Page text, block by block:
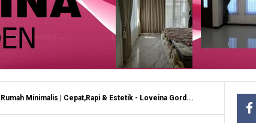
Minimalis | Cepat,Rapi & Estetik - Loveina Gord...